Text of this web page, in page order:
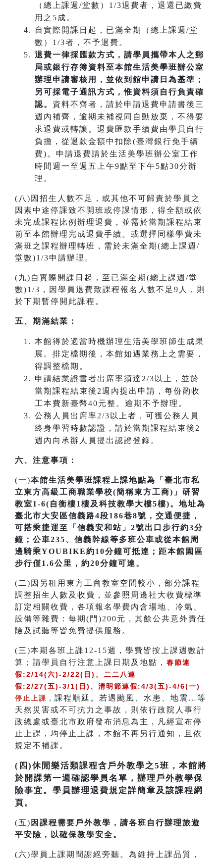
（總上課週/堂數）1/3退費者，退還已繳費
用之5成。
自實際開課日起，已滿全期（總上課週/堂
數）1/3者，不予退費。
退費一律採匯款方式，請學員攜帶本人之郵
局或銀行存簿資料至本館生活美學班辦公室
辦理申請審核用，並依到館申請日為基準；
另可採電子通訊方式，惟資料須自行負責確
認。 資料不齊者，請於申請退費申請書後三
週內補齊，逾期未補視同自動放棄，不得要
求退費或轉讓。退費匯款手續費由學員自行
負擔，從退款金額中扣除(臺灣銀行免手續
費)。申請退費請於生活美學班辦公室工作
時間週一至週五上午9點至下午5點30分辦
理。
(八)因招生人數不足，或其他不可歸責於學員之
因素中途停課致不開班或停課情形，得全額或依
未完成課程比例辦理退費，並需於當期課程結束
前至本館辦理完成退費手續。或選擇同樣學費未
滿班之課程辦理轉班，需於未滿全期(總上課週/
堂數)1/3申請辦理。
(九)自實際開課日起，至已滿全期(總上課週/堂
數)1/3，因學員退費致課程報名人數不足9人，則
於下期暫停開此課程。
五、期滿結業：
本館得於適當時機辦理生活美學班師生成果
展。排定檔期後，本館如遇業務上之需要，
得調整檔期。
申請結業證書者出席率須達2/3以上，並於
當期課程結束後2週內提出申請，每份酌收
工本費新臺幣40元整。逾期不予辦理。
公務人員出席率2/3以上者，可獲公務人員
終身學習時數認證，請於當期課程結束後2
週內向承辦人員提出認證登錄。
六、注意事項：
(一)本館生活美學班課程上課地點為「臺北市私
立東方高級工商職業學校(簡稱東方工商)」研習
教室1-6(自衡樓1樓及科技教學大樓5樓)。地址為
臺北市大安區信義路4段186巷8號，交通便捷，
可搭乘捷運至「信義安和站」2號出口步行約3分
鐘；公車235、信義幹線等多班公車或從本館周
邊騎乘YOUBIKE約10分鐘可抵達；距本館園區
步行僅1.6公里，約20分鐘可達。
(二)因另租用東方工商教室空間較小，部分課程
調整招生人數及收費，並參照周邊社大收費標準
訂定相關收費，各項報名學費內含場地、冷氣、
設備等雜費：每期(門)200元，其餘公共意外責任
險及試聽等皆免費提供服務。
(三)本期各班上課12-15週，學費皆按上課週數計
算；請學員自行注意上課日期及地點， 春節連
假:2/14(六)-2/22(日) 、 二二八連
假:2/27(五)-3/1(日)、清明節連假:4/3(五)-4/6(一)
停止上課 ， 課程順延。若遇颱風、水患、地震…等
天然災害或不可抗力之事故，則依行政院人事行
政總處或臺北市政府發布消息為主，凡經宣布停
止上課，均停止上課，本館不再另行通知，且依
規定不補課。
(四)休閒樂活類課程含戶外教學之5班，本館將
於開課第一週確認學員名單，辦理戶外教學保
險事宜。學員辦理退費規定詳簡章及該課程網
頁。
(五) 因課程需要戶外教學，請各班自行辦理旅遊
平安險，以確保教學安全。
(六)學員上課期間謝絕旁聽。為維持上課品質，